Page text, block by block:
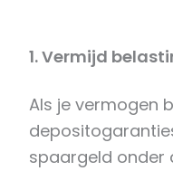
1. Vermijd
Als je vermogen
spaargeld onder